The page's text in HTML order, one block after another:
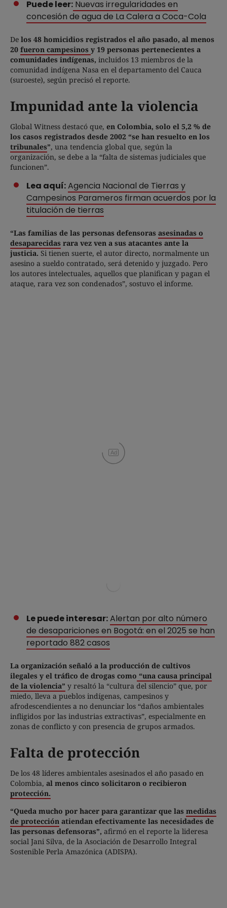
Puede leer: Nuevas irregularidades en
concesión de agua de La Calera a Coca-Cola
De los 48 homicidios registrados el año pasado, al menos
20 fueron campesinos y 19 personas pertenecientes a
comunidades indígenas, incluidos 13 miembros de la
comunidad indígena Nasa en el departamento del Cauca
(suroeste), según precisó el reporte.
Impunidad ante la violencia
Global Witness destacó que, en Colombia, solo el 5,2 % de
los casos registrados desde 2002 “se han resuelto en los
tribunales”, una tendencia global que, según la
organización, se debe a la “falta de sistemas judiciales que
funcionen”.
Lea aquí:Agencia Nacional de Tierras y
Campesinos Parameros firman acuerdos por la
titulación de tierras
“Las familias de las personas defensoras asesinadas o
desaparecidas rara vez ven a sus atacantes ante la
justicia. Si tienen suerte, el autor directo, normalmente un
asesino a sueldo contratado, será detenido y juzgado. Pero
los autores intelectuales, aquellos que planifican y pagan el
ataque, rara vez son condenados”, sostuvo el informe.
Ad
Le puede interesar:Alertan por alto número
de desapariciones en Bogotá: en el 2025 se han
reportado 882 casos
La organización señaló a la producción de cultivos
ilegales y el tráfico de drogas como “una causa principal
de la violencia” y resaltó la “cultura del silencio” que, por
miedo, lleva a pueblos indígenas, campesinos y
afrodescendientes a no denunciar los “daños ambientales
infligidos por las industrias extractivas”, especialmente en
zonas de conflicto y con presencia de grupos armados.
Falta de protección
De los 48 líderes ambientales asesinados el año pasado en
Colombia, al menos cinco solicitaron o recibieron
protección.
“Queda mucho por hacer para garantizar que las medidas
de protección atiendan efectivamente las necesidades de
las personas defensoras”, afirmó en el reporte la lideresa
social Jani Silva, de la Asociación de Desarrollo Integral
Sostenible Perla Amazónica (ADISPA).